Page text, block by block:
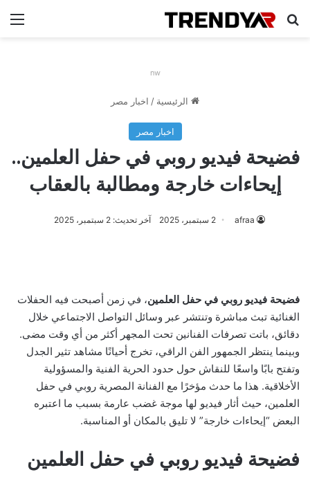
بحث عن
nw
الرئيسية / اخبار مصر
اخبار مصر
فضيحة فيديو روبي في حفل العلمين..
إيحاءات خارجة ومطالبة بالعقاب
afraa 2 سبتمبر، 2025 آخر تحديث: 2 سبتمبر، 2025
فضيحة فيديو روبي في حفل العلمين، في زمن أصبحت فيه الحفلات
الغنائية تبث مباشرة وتنتشر عبر وسائل التواصل الاجتماعي خلال
دقائق، باتت تصرفات الفنانين تحت المجهر أكثر من أي وقت مضى.
وبينما ينتظر الجمهور الفن الراقي، تخرج أحيانًا مشاهد تثير الجدل
وتفتح بابًا واسعًا للنقاش حول حدود الحرية الفنية والمسؤولية
الأخلاقية. هذا ما حدث مؤخرًا مع الفنانة المصرية روبي في حفل
العلمين، حيث أثار فيديو لها موجة غضب عارمة بسبب ما اعتبره
البعض “إيحاءات خارجة” لا تليق بالمكان أو المناسبة.
فضيحة فيديو روبي في حفل العلمين